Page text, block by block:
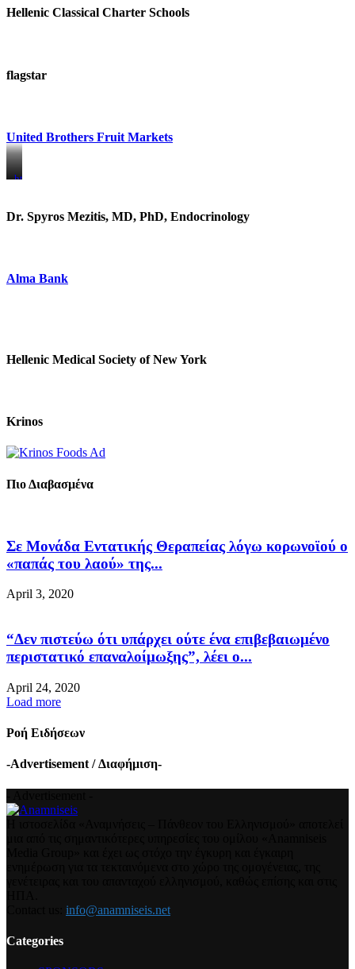
Hellenic Classical Charter Schools
flagstar
United Brothers Fruit Markets
https://www.unitedbrothersfruitmarkets.com/
https://www.unitedbrothersfruitmarkets.com/
Dr. Spyros Mezitis, MD, PhD, Endocrinology
Alma Bank
Hellenic Medical Society of New York
Krinos
Πιο Διαβασμένα
Σε Μονάδα Εντατικής Θεραπείας λόγω κορωνοϊού ο
«παπάς του λαού» της...
April 3, 2020
“Δεν πιστεύω ότι υπάρχει ούτε ένα επιβεβαιωμένο
περιστατικό επαναλοίμωξης”, λέει ο...
April 24, 2020
Load more
Ροή Ειδήσεων
-Advertisement / Διαφήμιση-
info@anamniseis.net
Categories